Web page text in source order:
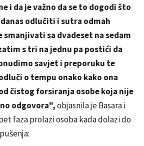
i da je važno da se to dogodi što
odlučiti i sutra odmah
sa dvadeset na sedam
s tri na jednu pa postići da
savjet i preporuku te
o tempu onako kako ona
čistog forsiranja osobe koja nije
odgovora",objasnila je Basara i
faza prolazi osoba kada dolazi do